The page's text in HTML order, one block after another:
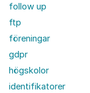
follow up
ftp
föreningar
gdpr
högskolor
identifikatorer